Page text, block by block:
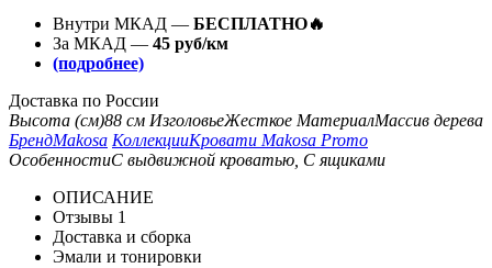
Внутри МКАД — БЕСПЛАТНО🔥
За МКАД — 45 руб/км
(подробнее)
Доставка по России
Высота (см)88 см ИзголовьеЖесткое МатериалМассив дерева
БрендMakosa КоллекцииКровати Makosa Promo
ОсобенностиС выдвижной кроватью, С ящиками
ОПИСАНИЕ
Отзывы 1
Доставка и сборка
Эмали и тонировки